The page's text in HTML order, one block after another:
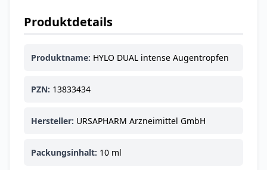
Schuppenflechte
neigende Kopfhaut
Vagisan Milchsäure
– Zäpfchen zur
Stabilisierung
ARZNEIMITTEL & GESUNDHEIT
Ohrstöpsel
ARZNEIMITTEL & GESUNDHEIT
Alkoholtupfer,
100 Stück
3,75 €
Produktdetails
Produktname: HYLO DUAL intense Augentropfen
PZN: 13833434
Hersteller: URSAPHARM Arzneimittel GmbH
Packungsinhalt: 10 ml